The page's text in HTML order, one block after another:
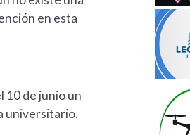
en esta
10 de junio un
universitario.